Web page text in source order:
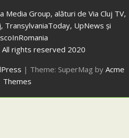
Media Group, alături de Via Cluj TV,
TransylvaniaToday, UpNews și
rights reserved 2020
| Theme: SuperMag by Acme
Themes